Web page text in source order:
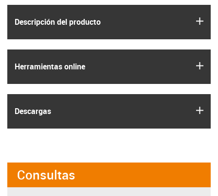
Descripción del producto
Herramientas online
Descargas
Consultas